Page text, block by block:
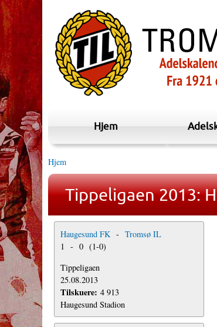
Hjem
Hjem
Tippeligaen 2013:
Haugesund FK - Tromsø IL
1 - 0 (1-0)
Tippeligaen
25.08.2013
Tilskuere: 4 913
Haugesund Stadion